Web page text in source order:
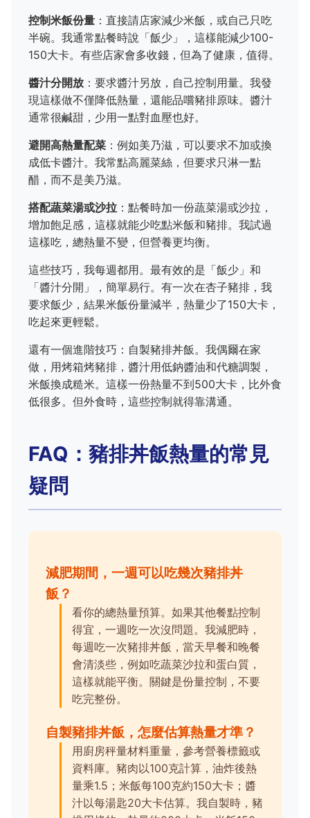
控制米飯份量 ：直接請店家減少米飯，或自己只吃
半碗。我通常點餐時說「飯少」，這樣能減少100-
150大卡。有些店家會多收錢，但為了健康，值得。
醬汁分開放 ：要求醬汁另放，自己控制用量。我發
現這樣做不僅降低熱量，還能品嚐豬排原味。醬汁
通常很鹹甜，少用一點對血壓也好。
避開高熱量配菜 ：例如美乃滋，可以要求不加或換
成低卡醬汁。我常點高麗菜絲，但要求只淋一點
醋，而不是美乃滋。
搭配蔬菜湯或沙拉 ：點餐時加一份蔬菜湯或沙拉，
增加飽足感，這樣就能少吃點米飯和豬排。我試過
這樣吃，總熱量不變，但營養更均衡。
這些技巧，我每週都用。最有效的是「飯少」和
「醬汁分開」，簡單易行。有一次在杏子豬排，我
要求飯少，結果米飯份量減半，熱量少了150大卡，
吃起來更輕鬆。
還有一個進階技巧：自製豬排丼飯。我偶爾在家
做，用烤箱烤豬排，醬汁用低鈉醬油和代糖調製，
米飯換成糙米。這樣一份熱量不到500大卡，比外食
低很多。但外食時，這些控制就得靠溝通。
FAQ：豬排丼飯熱量的常見
疑問
減肥期間，一週可以吃幾次豬排丼
飯？
看你的總熱量預算。如果其他餐點控制
得宜，一週吃一次沒問題。我減肥時，
每週吃一次豬排丼飯，當天早餐和晚餐
會清淡些，例如吃蔬菜沙拉和蛋白質，
這樣就能平衡。關鍵是份量控制，不要
吃完整份。
自製豬排丼飯，怎麼估算熱量才準？
用廚房秤量材料重量，參考營養標籤或
資料庫。豬肉以100克計算，油炸後熱
量乘1.5；米飯每100克約150大卡；醬
汁以每湯匙20大卡估算。我自製時，豬